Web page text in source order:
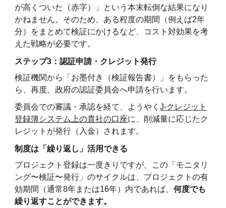
が高くついた（赤字）」という本末転倒な結果になり
かねません。そのため、ある程度の期間（例えば2年
分）をまとめて検証にかけるなど、コスト対効果を考
えた戦略が必要です。
ステップ3：認証申請・クレジット発行
検証機関から「お墨付き（検証報告書）」をもらった
ら、再度、政府の認証委員会へ申請を行います。
委員会での審議・承認を経て、ようやくJ-クレジット
登録簿システム上の貴社の口座に、削減量に応じたク
レジットが発行（入金）されます。
制度は「繰り返し」活用できる
プロジェクト登録は一度きりですが、この「モニタリ
ング〜検証〜発行」のサイクルは、プロジェクトの有
効期間（通常8年または16年）内であれば、何度でも
繰り返すことができます。